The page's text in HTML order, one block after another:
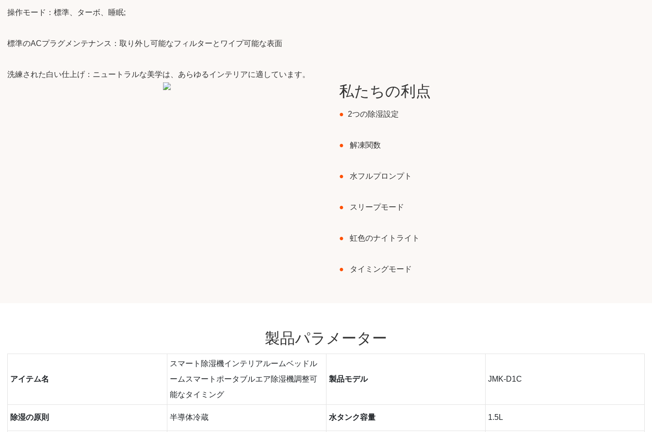
操作モード：標準、ターボ、睡眠;
標準のACプラグメンテナンス：取り外し可能なフィルターとワイプ可能な表面
洗練された白い仕上げ：ニュートラルな美学は、あらゆるインテリアに適しています。
私たちの利点
● 2つの除湿設定
● 解凍関数
● 水フルプロンプト
● スリープモード
● 虹色のナイトライト
● タイミングモード
製品パラメーター
アイテム名
スマート除湿機インテリアルームベッドル
ームスマートポータブルエア除湿機調整可
能なタイミング
製品モデル JMK-D1C
除湿の原則 半導体冷蔵 水タンク容量 1.5L